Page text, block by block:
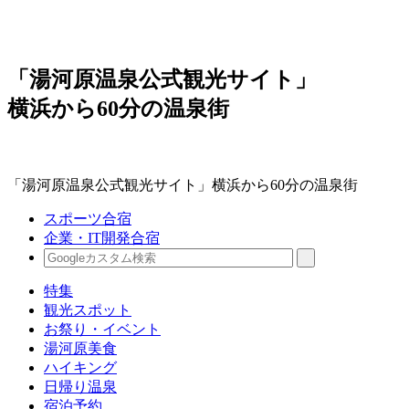
「湯河原温泉公式観光サイト」
横浜から60分の温泉街
「湯河原温泉公式観光サイト」横浜から60分の温泉街
スポーツ合宿
企業・IT開発合宿
特集
観光スポット
お祭り・イベント
湯河原美食
ハイキング
日帰り温泉
宿泊予約